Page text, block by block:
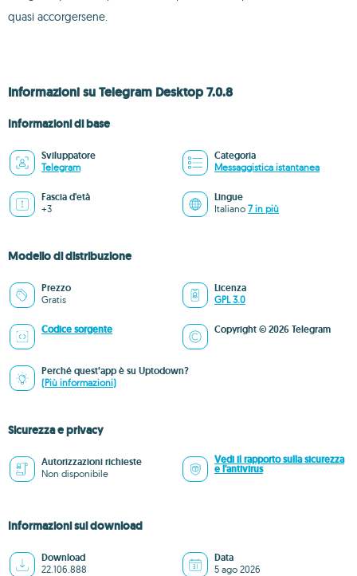
quasi accorgersene.
Informazioni su Telegram Desktop 7.0.8
Informazioni di base
Sviluppatore
Telegram
Categoria
Messaggistica istantanea
Fascia d'età
+3
Lingue
Italiano 7 in più
Modello di distribuzione
Prezzo
Gratis
Licenza
GPL 3.0
Codice sorgente Copyright © 2026 Telegram
Perché quest’app è su Uptodown?
(Più informazioni)
Sicurezza e privacy
Autorizzazioni richieste
Non disponibile
Vedi il rapporto sulla sicurezza
e l'antivirus
Informazioni sul download
Download
22.106.888
Data
5 ago 2026